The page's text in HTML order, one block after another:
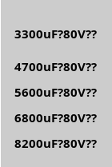
3300uF?80V??
4700uF?80V??
5600uF?80V??
6800uF?80V??
8200uF?80V??